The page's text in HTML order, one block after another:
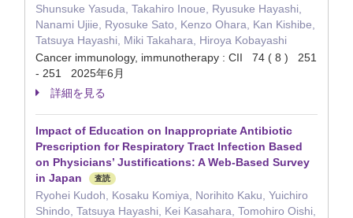
Shunsuke Yasuda, Takahiro Inoue, Ryusuke Hayashi,
Nanami Ujiie, Ryosuke Sato, Kenzo Ohara, Kan Kishibe,
Tatsuya Hayashi, Miki Takahara, Hiroya Kobayashi
Cancer immunology, immunotherapy : CII 74 ( 8 ) 251
- 251 2025年6月
詳細を見る
Impact of Education on Inappropriate Antibiotic
Prescription for Respiratory Tract Infection Based
on Physicians’ Justifications: A Web-Based Survey
in Japan
査読
Ryohei Kudoh, Kosaku Komiya, Norihito Kaku, Yuichiro
Shindo, Tatsuya Hayashi, Kei Kasahara, Tomohiro Oishi,